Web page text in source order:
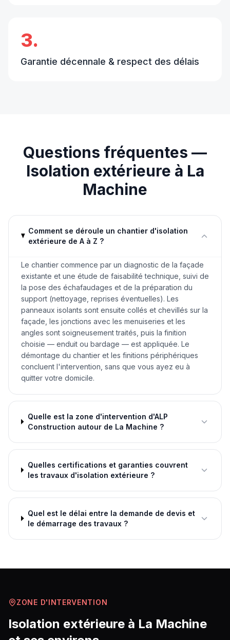
3.
Garantie décennale & respect des délais
Questions fréquentes —
Isolation extérieure à La
Machine
Comment se déroule un chantier d'isolation
extérieure de A à Z ?
Le chantier commence par un diagnostic de la façade
existante et une étude de faisabilité technique, suivi de
la pose des échafaudages et de la préparation du
support (nettoyage, reprises éventuelles). Les
panneaux isolants sont ensuite collés et chevillés sur la
façade, les jonctions avec les menuiseries et les
angles sont soigneusement traités, puis la finition
choisie — enduit ou bardage — est appliquée. Le
démontage du chantier et les finitions périphériques
concluent l'intervention, sans que vous ayez eu à
quitter votre domicile.
Quelle est la zone d'intervention d'ALP
Construction autour de La Machine ?
Quelles certifications et garanties couvrent
les travaux d'isolation extérieure ?
Quel est le délai entre la demande de devis et
le démarrage des travaux ?
ZONE D'INTERVENTION
Isolation extérieure à La Machine